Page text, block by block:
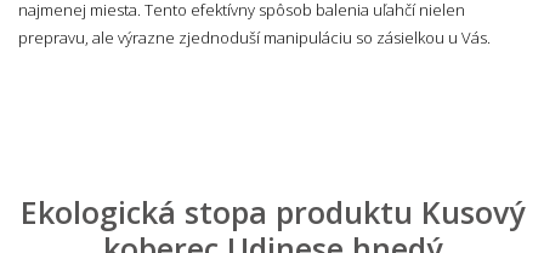
najmenej miesta. Tento efektívny spôsob balenia uľahčí nielen
prepravu, ale výrazne zjednoduší manipuláciu so zásielkou u Vás.
Ekologická stopa produktu Kusový